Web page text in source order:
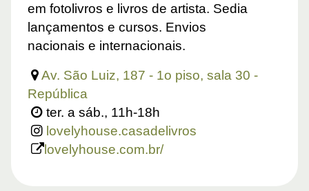
em fotolivros e livros de artista. Sedia
lançamentos e cursos. Envios
nacionais e internacionais.
Av. São Luiz, 187 - 1o piso, sala 30 -
República
ter. a sáb., 11h-18h
lovelyhouse.casadelivros
lovelyhouse.com.br/